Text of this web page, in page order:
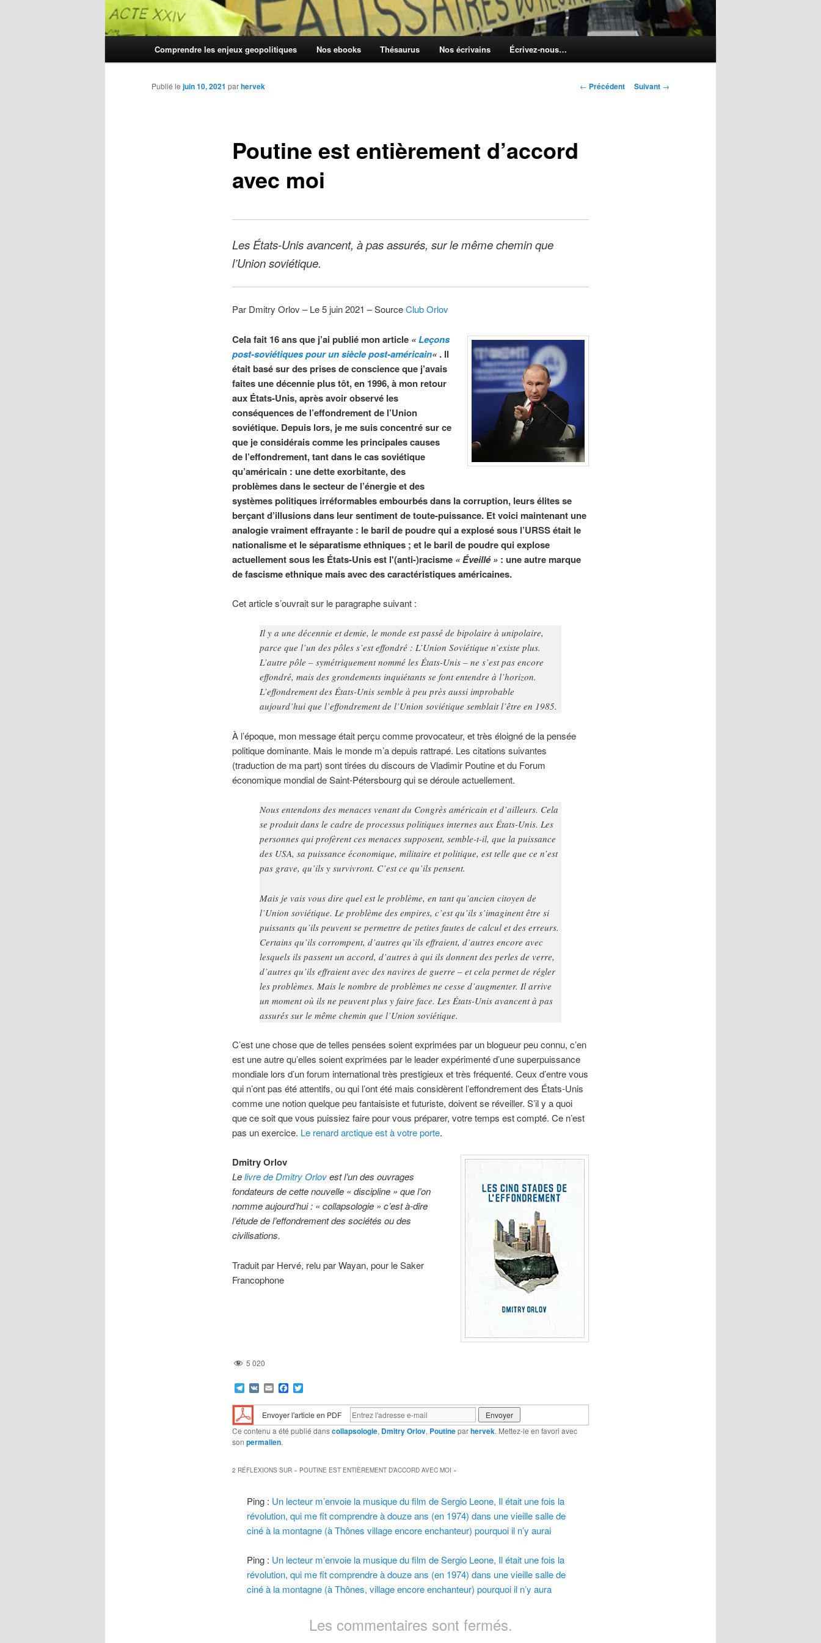
Comprendre les enjeux geopolitiques Nos ebooks Thésaurus Nos écrivains Écrivez-nous…
Navigation
← Précédent Suivant →
Poutine est entièrement d’accord
avec moi
Publié le juin 10, 2021 parhervek
Les États-Unis avancent, à pas assurés, sur le même chemin que
l’Union soviétique.
Par Dmitry Orlov – Le 5 juin 2021 – SourceClub Orlov
Cela fait 16 ans que j’ai publié mon article «Leçons
post-soviétiques pour un siècle post-américain« . Il
était basé sur des prises de conscience que j’avais
faites une décennie plus tôt, en 1996, à mon retour
aux États-Unis, après avoir observé les
conséquences de l’effondrement de l’Union
soviétique. Depuis lors, je me suis concentré sur ce
que je considérais comme les principales causes
de l’effondrement, tant dans le cas soviétique
qu’américain : une dette exorbitante, des
problèmes dans le secteur de l’énergie et des
systèmes politiques irréformables embourbés dans la corruption, leurs élites se
berçant d’illusions dans leur sentiment de toute-puissance. Et voici maintenant une
analogie vraiment effrayante : le baril de poudre qui a explosé sous l’URSS était le
nationalisme et le séparatisme ethniques ; et le baril de poudre qui explose
actuellement sous les États-Unis est l'(anti-)racisme « Éveillé »: une autre marque
de fascisme ethnique mais avec des caractéristiques américaines.
Cet article s’ouvrait sur le paragraphe suivant :
Il y a une décennie et demie, le monde est passé de bipolaire à unipolaire,
parce que l’un des pôles s’est effondré : L’Union Soviétique n’existe plus.
L’autre pôle – symétriquement nommé les États-Unis – ne s’est pas encore
effondré, mais des grondements inquiétants se font entendre à l’horizon.
L’effondrement des États-Unis semble à peu près aussi improbable
aujourd’hui que l’effondrement de l’Union soviétique semblait l’être en 1985.
À l’époque, mon message était perçu comme provocateur, et très éloigné de la pensée
politique dominante. Mais le monde m’a depuis rattrapé. Les citations suivantes
(traduction de ma part) sont tirées du discours de Vladimir Poutine et du Forum
économique mondial de Saint-Pétersbourg qui se déroule actuellement.
Nous entendons des menaces venant du Congrès américain et d’ailleurs. Cela
se produit dans le cadre de processus politiques internes aux États-Unis. Les
personnes qui profèrent ces menaces supposent, semble-t-il, que la puissance
des USA, sa puissance économique, militaire et politique, est telle que ce n’est
pas grave, qu’ils y survivront. C’est ce qu’ils pensent.
Mais je vais vous dire quel est le problème, en tant qu’ancien citoyen de
l’Union soviétique. Le problème des empires, c’est qu’ils s’imaginent être si
puissants qu’ils peuvent se permettre de petites fautes de calcul et des erreurs.
Certains qu’ils corrompent, d’autres qu’ils effraient, d’autres encore avec
lesquels ils passent un accord, d’autres à qui ils donnent des perles de verre,
d’autres qu’ils effraient avec des navires de guerre – et cela permet de régler
les problèmes. Mais le nombre de problèmes ne cesse d’augmenter. Il arrive
un moment où ils ne peuvent plus y faire face. Les États-Unis avancent à pas
assurés sur le même chemin que l’Union soviétique.
C’est une chose que de telles pensées soient exprimées par un blogueur peu connu, c’en
est une autre qu’elles soient exprimées par le leader expérimenté d’une superpuissance
mondiale lors d’un forum international très prestigieux et très fréquenté. Ceux d’entre vous
qui n’ont pas été attentifs, ou qui l’ont été mais considèrent l’effondrement des États-Unis
comme une notion quelque peu fantaisiste et futuriste, doivent se réveiller. S’il y a quoi
que ce soit que vous puissiez faire pour vous préparer, votre temps est compté. Ce n’est
pas un exercice. Le renard arctique est à votre porte.
Dmitry Orlov
Lelivre de Dmitry Orlovest l’un des ouvrages
fondateurs de cette nouvelle « discipline » que l’on
nomme aujourd’hui : « collapsologie » c’est à-dire
l’étude de l’effondrement des sociétés ou des
civilisations.
Traduit par Hervé, relu par Wayan, pour le Saker
Francophone
5 020
Telegram
VKEmailFacebook
Twitter
Envoyer l'article en PDF
Ce contenu a été publié danscollapsologie, Dmitry Orlov, Poutineparhervek. Mettez-le en favori avec
son permalien.
2 RÉFLEXIONS SUR « POUTINE EST ENTIÈREMENT D’ACCORD AVEC MOI »
Ping : Un lecteur m’envoie la musique du film de Sergio Leone, Il était une fois la
révolution, qui me fit comprendre à douze ans (en 1974) dans une vieille salle de
ciné à la montagne (à Thônes village encore enchanteur) pourquoi il n’y aurai
Ping : Un lecteur m’envoie la musique du film de Sergio Leone, Il était une fois la
révolution, qui me fit comprendre à douze ans (en 1974) dans une vieille salle de
ciné à la montagne (à Thônes, village encore enchanteur) pourquoi il n’y aura
Les commentaires sont fermés.